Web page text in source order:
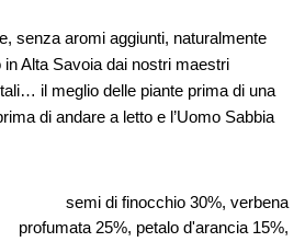
senza aromi aggiunti, naturalmente
Alta Savoia dai nostri maestri
il meglio delle piante prima di una
di andare a letto e l’Uomo Sabbia
semi di finocchio 30%, verbena
profumata 25%, petalo d'arancia 15%,